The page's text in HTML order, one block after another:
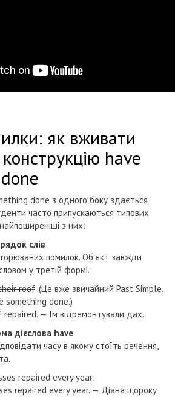
як вживати
have
done з одного боку здається
часто припускаються типових
з них:
слів
помилок. Об'єкт завжди
у третій формі.
roof. (Це вже звичайний Past Simple,
something done.)
— Їм відремонтували дах.
дієслова have
часу в якому стоїть речення,
repaired every year.
repaired every year. — Діана щороку